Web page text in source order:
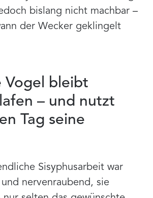
bislang nicht machbar –
der Wecker geklingelt
Vogel bleibt
– und nutzt
Tag seine
Sisyphusarbeit war
nervenraubend, sie